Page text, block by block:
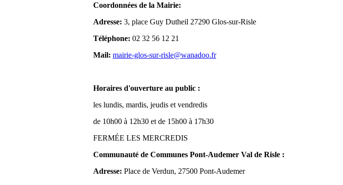
Coordonnées de la Mairie:
Adresse: 3, place Guy Dutheil 27290 Glos-sur-Risle
Téléphone: 02 32 56 12 21
Mail: mairie-glos-sur-risle@wanadoo.fr
Horaires d'ouverture au public :
les lundis, mardis, jeudis et vendredis
de 10h00 à 12h30 et de 15h00 à 17h30
FERMÉE LES MERCREDIS
Communauté de Communes Pont-Audemer Val de Risle :
Adresse: Place de Verdun, 27500 Pont-Audemer